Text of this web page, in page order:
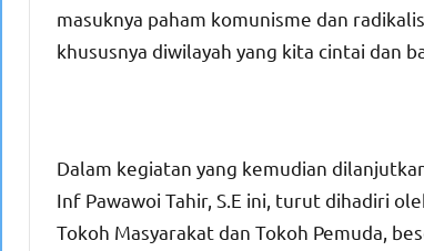
masuknya paham komunisme dan
khususnya diwilayah yang kita cintai dan
Dalam kegiatan yang kemudian
Inf Pawawoi Tahir, S.E ini, turut dihadiri
Tokoh Masyarakat dan Tokoh Pemuda,